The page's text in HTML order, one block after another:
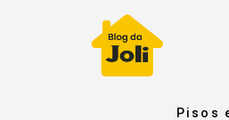
Pisos